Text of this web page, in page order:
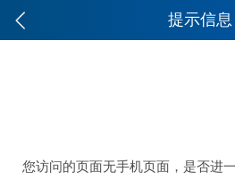
提示信息
您访问的页面无手机页面，是否进